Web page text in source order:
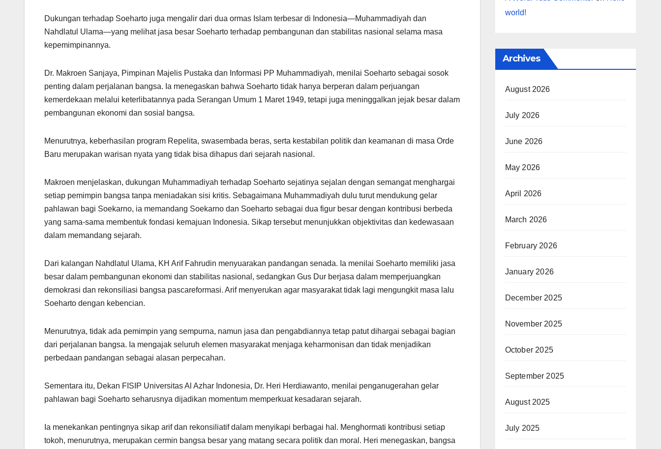
Dukungan terhadap Soeharto juga mengalir dari dua ormas Islam terbesar di Indonesia—Muhammadiyah dan
Nahdlatul Ulama—yang melihat jasa besar Soeharto terhadap pembangunan dan stabilitas nasional selama masa
kepemimpinannya.
Dr. Makroen Sanjaya, Pimpinan Majelis Pustaka dan Informasi PP Muhammadiyah, menilai Soeharto sebagai sosok
penting dalam perjalanan bangsa. Ia menegaskan bahwa Soeharto tidak hanya berperan dalam perjuangan
kemerdekaan melalui keterlibatannya pada Serangan Umum 1 Maret 1949, tetapi juga meninggalkan jejak besar dalam
pembangunan ekonomi dan sosial bangsa.
Menurutnya, keberhasilan program Repelita, swasembada beras, serta kestabilan politik dan keamanan di masa Orde
Baru merupakan warisan nyata yang tidak bisa dihapus dari sejarah nasional.
Makroen menjelaskan, dukungan Muhammadiyah terhadap Soeharto sejatinya sejalan dengan semangat menghargai
setiap pemimpin bangsa tanpa meniadakan sisi kritis. Sebagaimana Muhammadiyah dulu turut mendukung gelar
pahlawan bagi Soekarno, ia memandang Soekarno dan Soeharto sebagai dua figur besar dengan kontribusi berbeda
yang sama-sama membentuk fondasi kemajuan Indonesia. Sikap tersebut menunjukkan objektivitas dan kedewasaan
dalam memandang sejarah.
Dari kalangan Nahdlatul Ulama, KH Arif Fahrudin menyuarakan pandangan senada. Ia menilai Soeharto memiliki jasa
besar dalam pembangunan ekonomi dan stabilitas nasional, sedangkan Gus Dur berjasa dalam memperjuangkan
demokrasi dan rekonsiliasi bangsa pascareformasi. Arif menyerukan agar masyarakat tidak lagi mengungkit masa lalu
Soeharto dengan kebencian.
Menurutnya, tidak ada pemimpin yang sempurna, namun jasa dan pengabdiannya tetap patut dihargai sebagai bagian
dari perjalanan bangsa. Ia mengajak seluruh elemen masyarakat menjaga keharmonisan dan tidak menjadikan
perbedaan pandangan sebagai alasan perpecahan.
Sementara itu, Dekan FISIP Universitas Al Azhar Indonesia, Dr. Heri Herdiawanto, menilai penganugerahan gelar
pahlawan bagi Soeharto seharusnya dijadikan momentum memperkuat kesadaran sejarah.
Ia menekankan pentingnya sikap arif dan rekonsiliatif dalam menyikapi berbagai hal. Menghormati kontribusi setiap
tokoh, menurutnya, merupakan cermin bangsa besar yang matang secara politik dan moral. Heri menegaskan, bangsa
world!
Archives
August 2026
July 2026
June 2026
May 2026
April 2026
March 2026
February 2026
January 2026
December 2025
November 2025
October 2025
September 2025
August 2025
July 2025